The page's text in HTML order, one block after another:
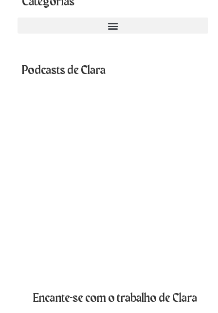
Podcasts de Clara
Encante-se com o trabalho de Clara